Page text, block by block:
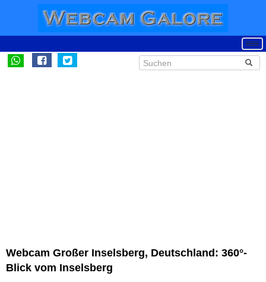
Webcam Großer Inselsberg, Deutschland: 360°-
Blick vom Inselsberg